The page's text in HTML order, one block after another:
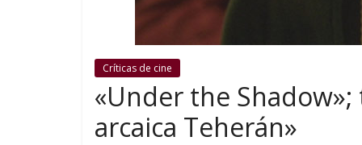
Críticas de cine
«Under the
arcaica Teherán»